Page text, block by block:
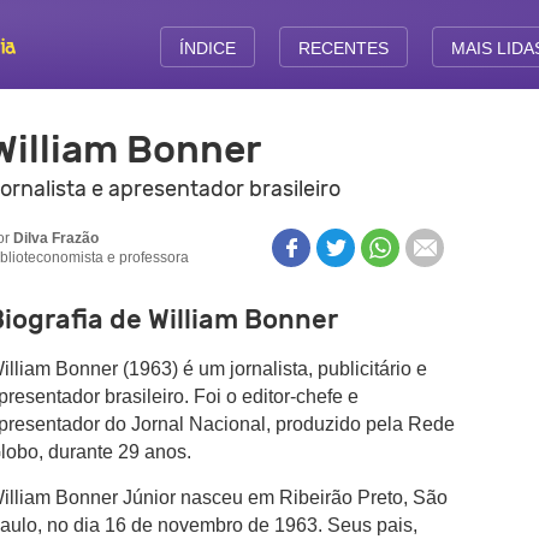
ÍNDICE RECENTES MAIS
Bonner
e apresentador brasileiro
Dilva Frazão
e professora
de William Bonner
Bonner (1963) é um jornalista, publicitário e
brasileiro. Foi o editor-chefe e
do Jornal Nacional, produzido pela Rede
durante 29 anos.
Bonner Júnior nasceu em Ribeirão Preto, São
no dia 16 de novembro de 1963. Seus pais,